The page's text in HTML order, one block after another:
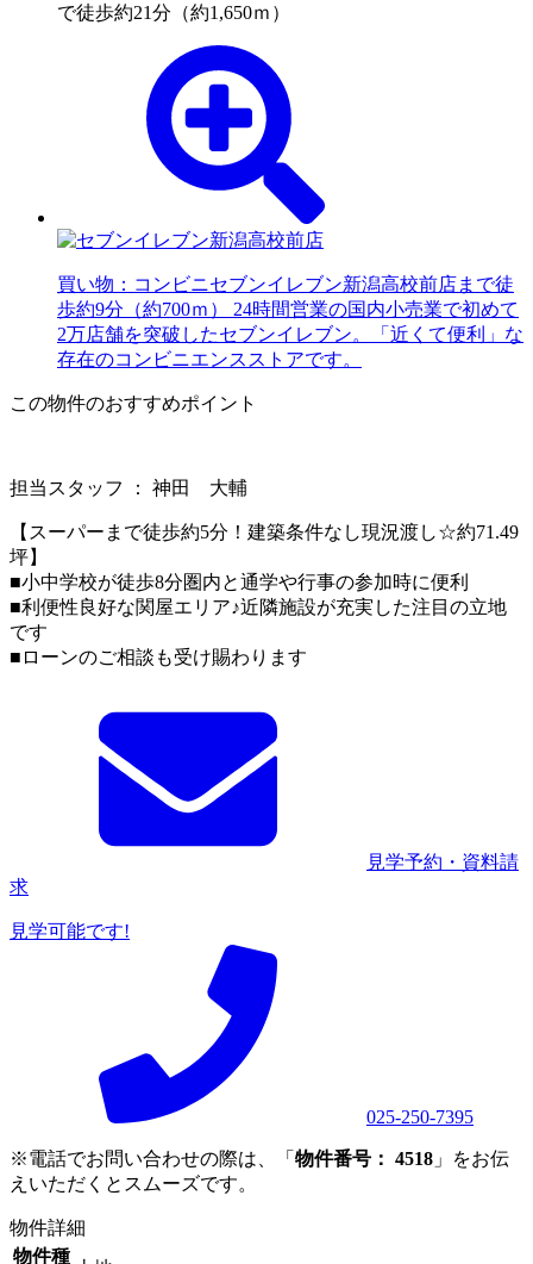
で徒歩約21分（約1,650ｍ）
買い物：コンビニセブンイレブン新潟高校前店まで徒
歩約9分（約700ｍ） 24時間営業の国内小売業で初めて
2万店舗を突破したセブンイレブン。「近くて便利」な
存在のコンビニエンスストアです。
この物件のおすすめポイント
担当スタッフ ： 神田 大輔
【スーパーまで徒歩約5分！建築条件なし現況渡し☆約71.49
坪】
■小中学校が徒歩8分圏内と通学や行事の参加時に便利
■利便性良好な関屋エリア♪近隣施設が充実した注目の立地
です
■ローンのご相談も受け賜わります
見学予約・資料請
求
見学可能です!
025-250-7395
※電話でお問い合わせの際は、「 物件番号： 4518 」をお伝
えいただくとスムーズです。
物件詳細
物件種